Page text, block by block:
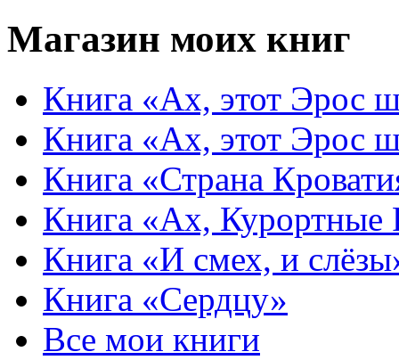
Магазин моих книг
Книга «Ах, этот Эрос
Книга «Ах, этот Эрос
Книга «Страна
Книга «Ах,
Книга «И смех, и
Книга «Сердцу»
Все мои книги